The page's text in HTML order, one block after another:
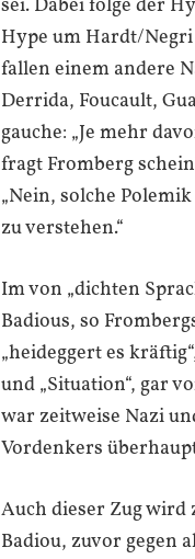
sei. Dabei folge der
Hype um Hardt/
fallen einem andere
Derrida, Foucault,
gauche: „Je mehr
fragt Fromberg
„Nein, solche
zu verstehen.“
Im von „dichten
Badious, so
„heideggert es
und „Situation“, gar
war zeitweise Nazi
Vordenkers
Auch dieser Zug wird
Badiou, zuvor gegen